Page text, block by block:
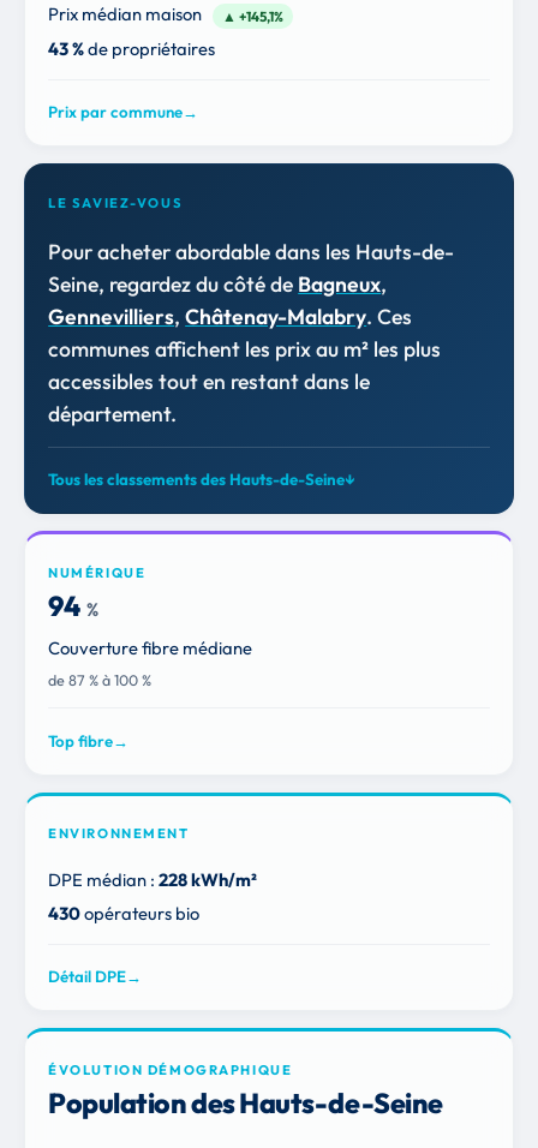
Prix médian maison
▲ +145,1%
43 %de propriétaires
Prix par commune→
LE SAVIEZ-VOUS
Pour acheter abordable dans les Hauts-de-
Seine, regardez du côté de Bagneux,
Gennevilliers,Châtenay-Malabry. Ces
communes affichent les prix au m² les plus
accessibles tout en restant dans le
département.
Tous les classements des Hauts-de-Seine↓
NUMÉRIQUE
94 %
Couverture fibre médiane
de 87 % à 100 %
Top fibre→
ENVIRONNEMENT
DPE médian :228 kWh/m²
430opérateurs bio
Détail DPE→
ÉVOLUTION DÉMOGRAPHIQUE
Population des Hauts-de-Seine